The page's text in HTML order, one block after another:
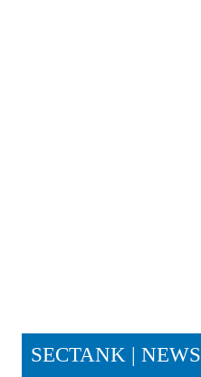
SECTANK | NEWS